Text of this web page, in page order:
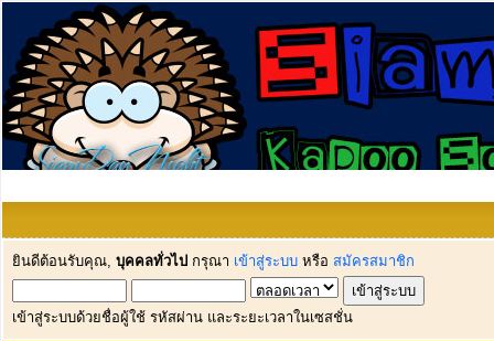
ยินดีต้อนรับคุณ, บุคคลทั่วไป กรุณา เข้าสู่ระบบ หรือ สมัครสมาชิก
เข้าสู่ระบบด้วยชื่อผู้ใช้ รหัสผ่าน และระยะเวลาในเซสชั่น